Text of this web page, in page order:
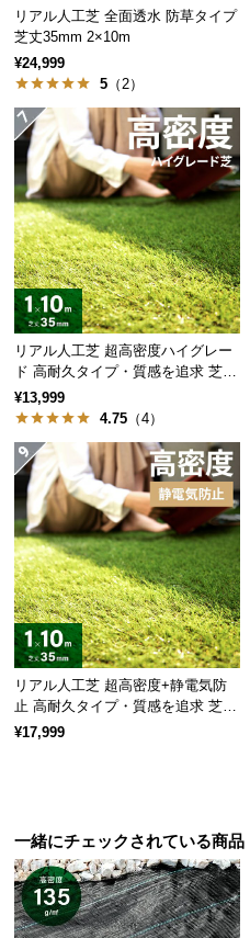
知
ら
せ
ブ
ロ
グ
企
業
情
報
o.,
リアル人工芝 全面透水 防草タイプ
芝丈35mm 2×10m
¥24,999
5 （2）
リアル人工芝 超高密度ハイグレー
ド 高耐久タイプ・質感を追求 芝丈
35mm 1×10m
¥13,999
4.75 （4）
リアル人工芝 超高密度+静電気防
止 高耐久タイプ・質感を追求 芝丈
35mm 1×10m
¥17,999
一緒にチェックされている商品